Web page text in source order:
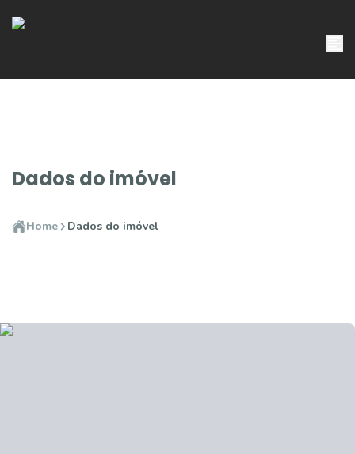
Dados do imóvel
Home Dados do imóvel